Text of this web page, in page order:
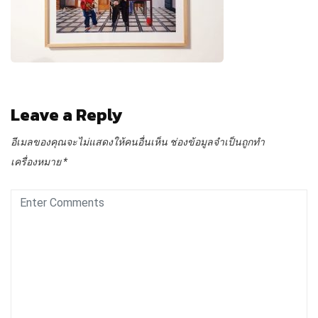
Leave a Reply
อีเมลของคุณจะไม่แสดงให้คนอื่นเห็น ช่องข้อมูลจำเป็นถูกทำ
เครื่องหมาย*